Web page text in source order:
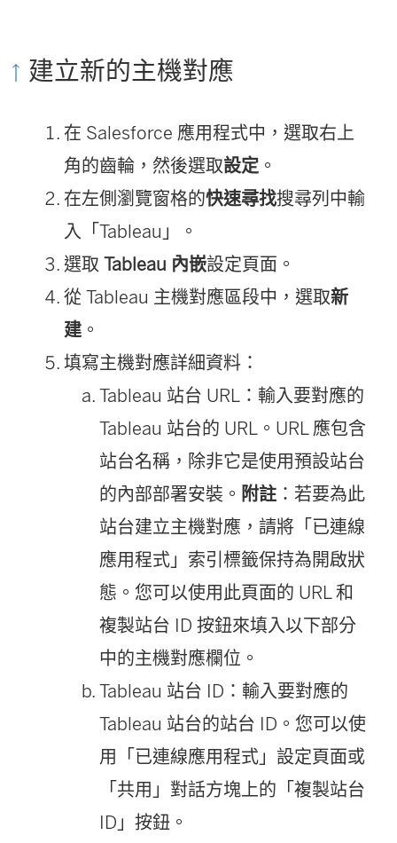
建立新的主機對應
在 Salesforce 應用程式中，選取右上
角的齒輪，然後選取設定 。
在左側瀏覽窗格的快速尋找搜尋列中輸
入「Tableau」。
選取 Tableau 內嵌設定頁面。
從 Tableau 主機對應區段中，選取新
建 。
填寫主機對應詳細資料：
Tableau 站台 URL：輸入要對應的
Tableau 站台的 URL。URL 應包含
站台名稱，除非它是使用預設站台
的內部部署安裝。 附註 ：若要為此
站台建立主機對應，請將「已連線
應用程式」索引標籤保持為開啟狀
態。您可以使用此頁面的 URL 和
複製站台 ID 按鈕來填入以下部分
中的主機對應欄位。
Tableau 站台 ID：輸入要對應的
Tableau 站台的站台 ID。您可以使
用「已連線應用程式」設定頁面或
「共用」對話方塊上的「複製站台
ID」按鈕。